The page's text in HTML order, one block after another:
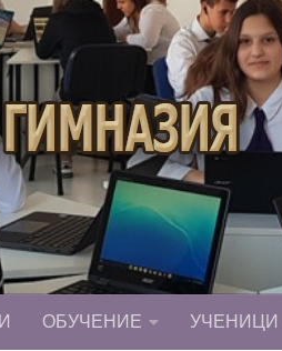
ОБУЧЕНИЕ УЧЕНИЦИ